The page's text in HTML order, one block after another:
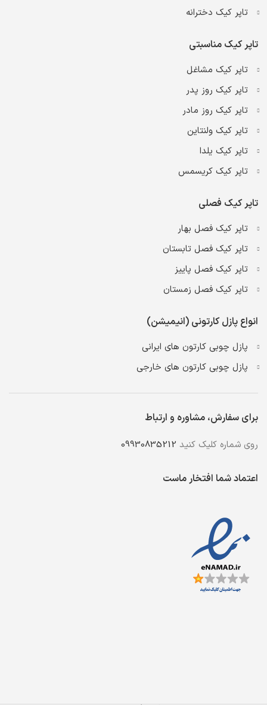
تاپر کیک دخترانه
تاپر کیک مناسبتی
تاپر کیک مشاغل
تاپر کیک روز پدر
تاپر کیک روز مادر
تاپر کیک ولنتاین
تاپر کیک یلدا
تاپر کیک کریسمس
تاپر کیک فصلی
تاپر کیک فصل بهار
تاپر کیک فصل تابستان
تاپر کیک فصل پاییز
تاپر کیک فصل زمستان
انواع پازل کارتونی (انیمیشن)
پازل چوبی کارتون های ایرانی
پازل چوبی کارتون های خارجی
برای سفارش، مشاوره و ارتباط
روی شماره کلیک کنید 09930835212
اعتماد شما افتخار ماست